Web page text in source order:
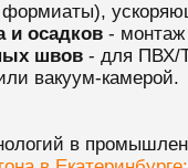
формиаты),
и осадков- монтаж
швов- для ПВХ/
вакуум-камерой.
в